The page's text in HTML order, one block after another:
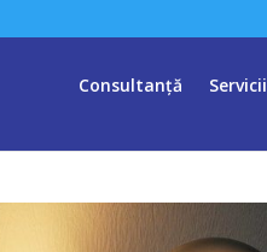
Consultanță Servicii